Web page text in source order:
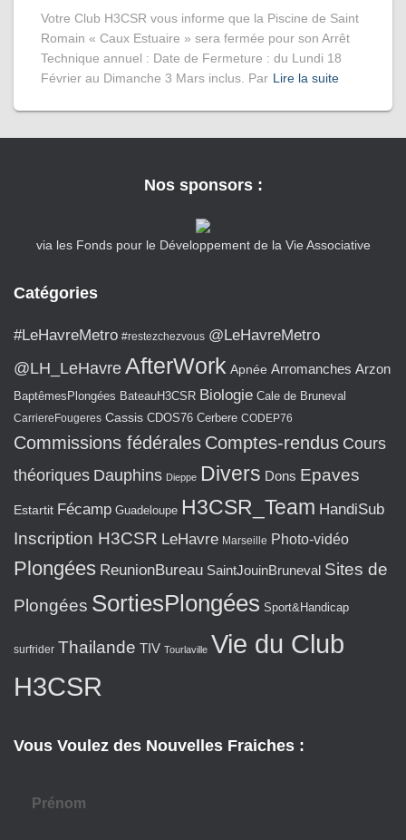
Votre Club H3CSR vous informe que la Piscine de Saint
Romain « Caux Estuaire » sera fermée pour son Arrêt
Technique annuel : Date de Fermeture : du Lundi 18
Février au Dimanche 3 Mars inclus. Par Lire la suite
Nos sponsors :
via les Fonds pour le Développement de la Vie Associative
Catégories
#LeHavreMetro #restezchezvous @LeHavreMetro
@LH_LeHavre AfterWork Apnée Arromanches Arzon
BaptêmesPlongées BateauH3CSR Biologie Cale de Bruneval
CarriereFougeres Cassis CDOS76 Cerbere CODEP76
Commissions fédérales Comptes-rendus Cours
théoriques Dauphins Dieppe Divers Dons Epaves
Estartit Fécamp Guadeloupe H3CSR_Team HandiSub
Inscription H3CSR LeHavre Marseille Photo-vidéo
Plongées ReunionBureau SaintJouinBruneval Sites de
Plongées SortiesPlongées Sport&Handicap
surfrider Thailande TIV Tourlaville Vie du Club
H3CSR
Vous Voulez des Nouvelles Fraiches :
Prénom